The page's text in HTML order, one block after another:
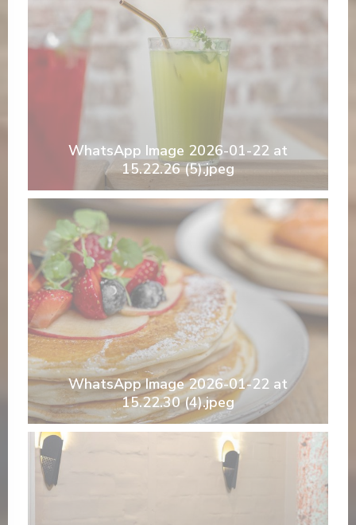
WhatsApp Image 2026-01-22 at
15.22.26 (5).jpeg
WhatsApp Image 2026-01-22 at
15.22.30 (4).jpeg